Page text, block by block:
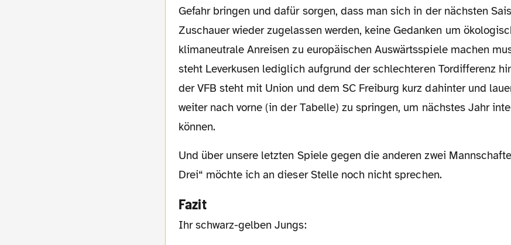
Gefahr bringen und dafür sorgen, dass man sich in der nächsten
Zuschauer wieder zugelassen werden, keine Gedanken um
klimaneutrale Anreisen zu europäischen Auswärtsspiele machen
steht Leverkusen lediglich aufgrund der schlechteren Tordifferenz
der VFB steht mit Union und dem SC Freiburg kurz dahinter und
weiter nach vorne (in der Tabelle) zu springen, um nächstes Jahr
können.
Und über unsere letzten Spiele gegen die anderen zwei Mannschaften der „lauernden
Drei“ möchte ich an dieser Stelle noch nicht sprechen.
Fazit
Ihr schwarz-gelben Jungs: